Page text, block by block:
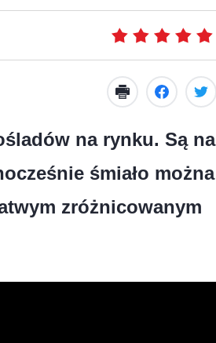
na rynku. Są na
śmiało można
zróżnicowanym